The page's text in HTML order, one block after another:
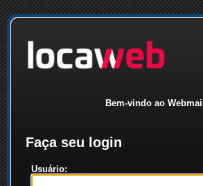
Bem-vindo ao Webmail
Faça seu login
Usuário: